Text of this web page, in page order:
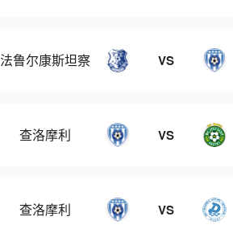
法鲁尔康斯坦察 VS
查洛摩利 VS
查洛摩利 VS